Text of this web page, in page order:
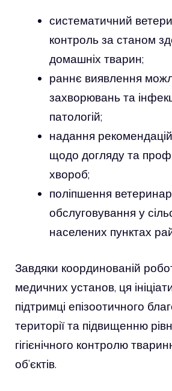
систематичний
контроль за станом
домашніх тварин;
раннє виявлення
захворювань та
патологій;
надання
щодо догляду та
хвороб;
поліпшення
обслуговування у
населених пунктах
Завдяки координованій
медичних установ, ця
підтримці епізоотичного
території та підвищенню
гігієнічного контролю
об’єктів.